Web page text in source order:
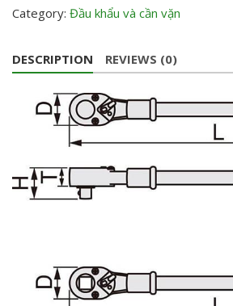
Category: Đầu khẩu và cần vặn
DESCRIPTION REVIEWS (0)